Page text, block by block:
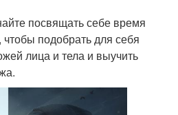
посвящать себе время
подобрать для себя
лица и тела и выучить